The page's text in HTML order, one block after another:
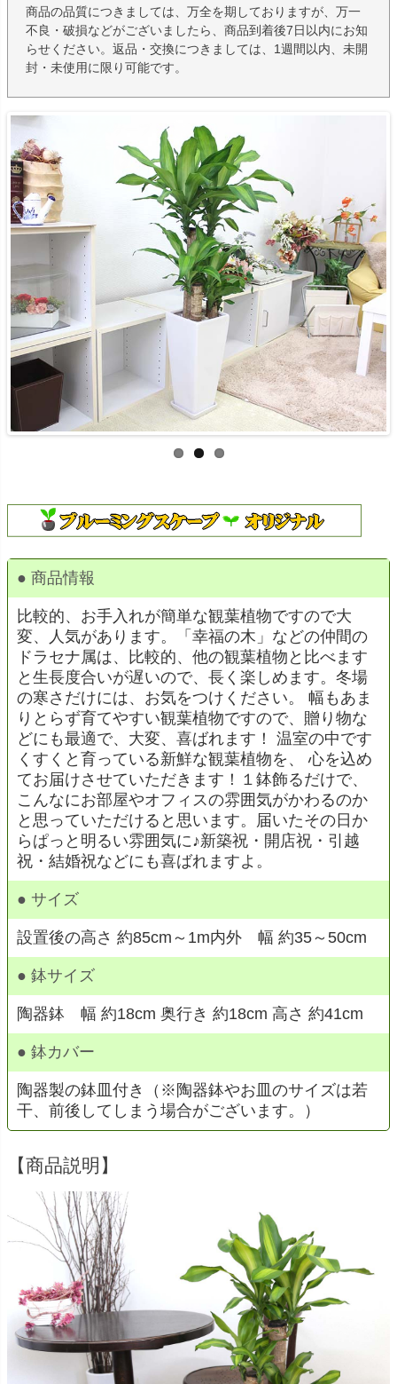
商品の品質につきましては、万全を期しておりますが、万一
不良・破損などがございましたら、商品到着後7日以内にお知
らせください。返品・交換につきましては、1週間以内、未開
封・未使用に限り可能です。
● 商品情報
比較的、お手入れが簡単な観葉植物ですので大
変、人気があります。「幸福の木」などの仲間の
ドラセナ属は、比較的、他の観葉植物と比べます
と生長度合いが遅いので、長く楽しめます。冬場
の寒さだけには、お気をつけください。 幅もあま
りとらず育てやすい観葉植物ですので、贈り物な
どにも最適で、大変、喜ばれます！ 温室の中です
くすくと育っている新鮮な観葉植物を、 心を込め
てお届けさせていただきます！１鉢飾るだけで、
こんなにお部屋やオフィスの雰囲気がかわるのか
と思っていただけると思います。届いたその日か
らぱっと明るい雰囲気に♪新築祝・開店祝・引越
祝・結婚祝などにも喜ばれますよ。
● サイズ
設置後の高さ 約85cm～1m内外 幅 約35～50cm
● 鉢サイズ
陶器鉢 幅 約18cm 奥行き 約18cm 高さ 約41cm
● 鉢カバー
陶器製の鉢皿付き（※陶器鉢やお皿のサイズは若
干、前後してしまう場合がございます。）
【商品説明】